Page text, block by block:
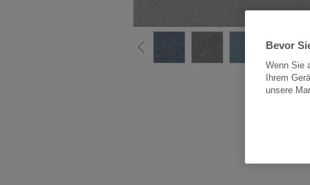
Alle
Bevor
Wenn Sie
Ihrem
unsere